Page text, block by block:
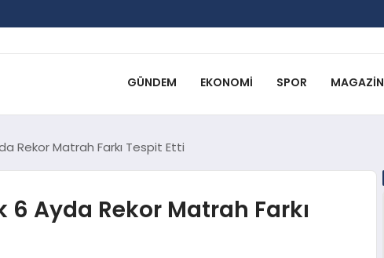
GÜNDEM EKONOMI SPOR MAGAZIN
Rekor Matrah Farkı Tespit Etti
Ayda Rekor Matrah Farkı